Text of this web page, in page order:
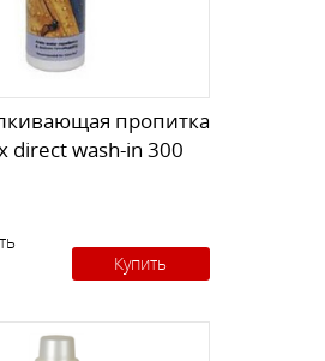
пропитка
direct wash-in 300
Купить